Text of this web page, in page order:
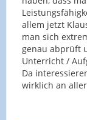
allem jetzt
man sich
genau abprüft
Unterricht /
Da
wirklich an